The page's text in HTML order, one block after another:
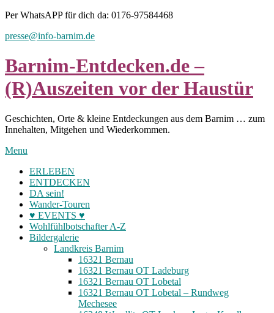
Skip
content
Per WhatsAPP für dich da: 0176-97584468
presse@info-barnim.de
Barnim-Entdecken.de –
(R)Auszeiten vor der Haustür
Geschichten, Orte & kleine Entdeckungen aus dem Barnim … zum
Innehalten, Mitgehen und Wiederkommen.
Menu
ERLEBEN
ENTDECKEN
DA sein!
Wander-Touren
♥ EVENTS ♥
Wohlfühlbotschafter A-Z
Bildergalerie
Landkreis Barnim
16321 Bernau
16321 Bernau OT Ladeburg
16321 Bernau OT Lobetal
16321 Bernau OT Lobetal – Rundweg
Mechesee